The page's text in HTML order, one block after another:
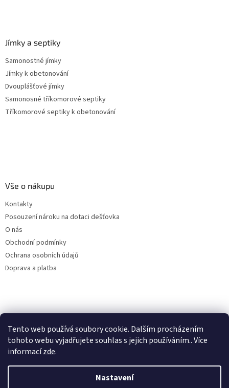
Tento web používá soubory cookie. Dalším procházením
tohoto webu vyjadřujete souhlas s jejich používáním.. Více
informacízde.
Nastavení
Jímky a septiky
Samonostné jímky
Jímky k obetonování
Dvouplášťové jímky
Samonosné tříkomorové septiky
Tříkomorové septiky k obetonování
Vše o nákupu
Kontakty
Posouzení nároku na dotaci dešťovka
O nás
Obchodní podmínky
Ochrana osobních údajů
Doprava a platba
Filtry dešťové vody
Vytvořil Shoptet
Online
Začít konverzaci